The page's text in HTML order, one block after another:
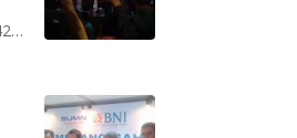
Laba BNI Rp7,44 triliun atau naik 16 persen sementara BTN memperoleh laba bersih Rp1,42 triliun atau naik 12,01 persen